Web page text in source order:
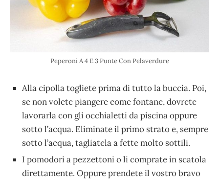
Peperoni A 4 E 3 Punte Con Pelaverdure
Alla cipolla togliete prima di tutto la buccia. Poi,
se non volete piangere come fontane, dovrete
lavorarla con gli occhialetti da piscina oppure
sotto l’acqua. Eliminate il primo strato e, sempre
sotto l’acqua, tagliatela a fette molto sottili.
I pomodori a pezzettoni o li comprate in scatola
direttamente. Oppure prendete il vostro bravo